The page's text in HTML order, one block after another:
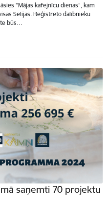
“Mājas kafejnīcu dienas”, kam
Sēlijas. Reģistrēto dalībnieku
būs…
saņemti 70 projektu